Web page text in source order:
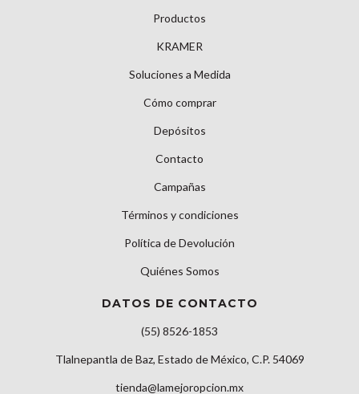
Productos
KRAMER
Soluciones a Medida
Cómo comprar
Depósitos
Contacto
Campañas
Términos y condiciones
Política de Devolución
Quiénes Somos
DATOS DE CONTACTO
(55) 8526-1853
Tlalnepantla de Baz, Estado de México, C.P. 54069
tienda@lamejoropcion.mx